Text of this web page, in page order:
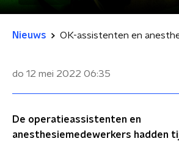
Nieuws
do 12 mei 2022 06:35
De operatieassistenten en
anesthesiemedewerkers hadden